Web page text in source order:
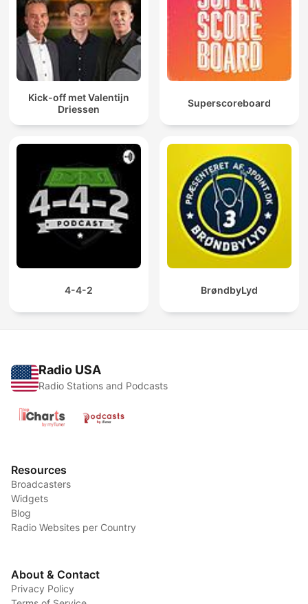
Kick-off met Valentijn
Driessen
Superscoreboard
4-4-2 BrøndbyLyd
Radio USA
Radio Stations and Podcasts
Resources
Broadcasters
Widgets
Blog
Radio Websites per Country
About & Contact
Privacy Policy